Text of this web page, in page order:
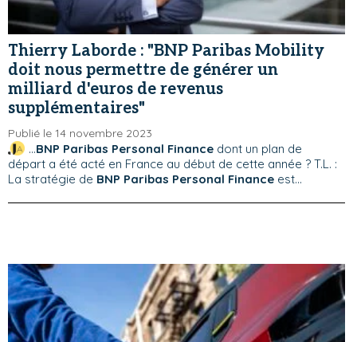
Thierry Laborde : "BNP Paribas Mobility
doit nous permettre de générer un
milliard d'euros de revenus
supplémentaires"
Publié le 14 novembre 2023
...BNP Paribas Personal Financedont un plan de
départ a été acté en France au début de cette année ? T.L. :
La stratégie de BNP Paribas Personal Finance est...